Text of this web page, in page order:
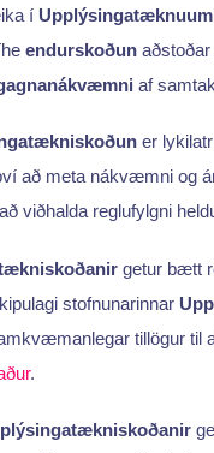
í
endurskoðunaðstoðar
af
er
að meta nákvæmni og
viðhalda reglufylgni
getur bætt
stofnunarinnar
tillögur til
.